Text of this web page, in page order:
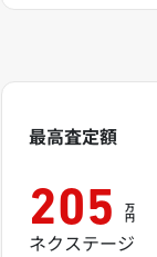
最高査定額
205 万
円
ネクステージ